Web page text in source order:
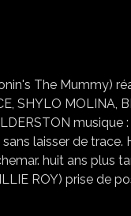
The Mummy)
SHYLO MOLINA,
musique
laisser de
huit ans plus
ROY) prise de